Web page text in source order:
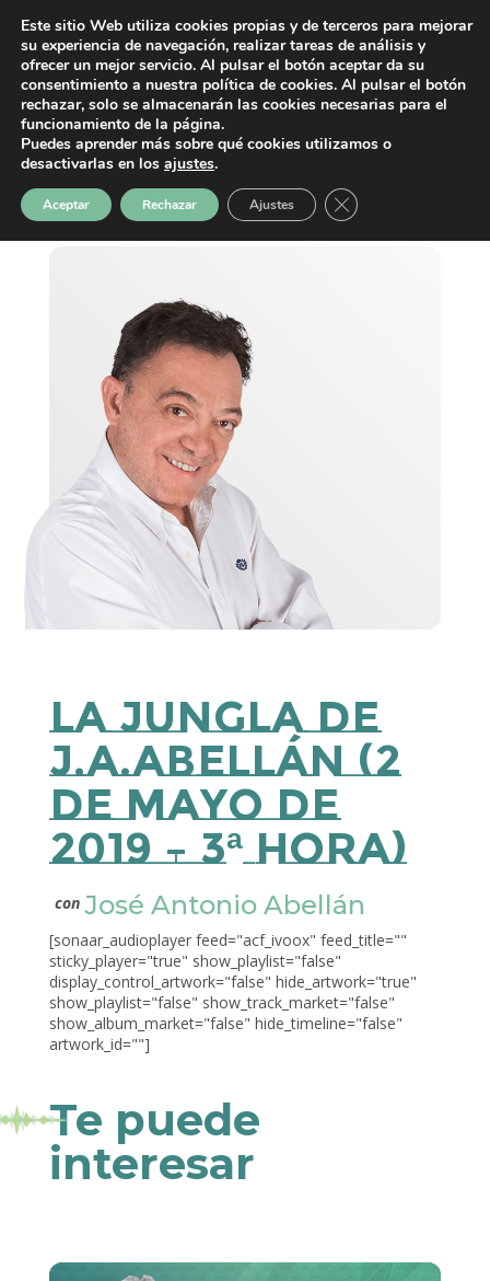
La Jungla de
J.A.Abellán (2
de Mayo de
2019 – 3ª Hora)
con José Antonio Abellán
[sonaar_audioplayer feed="acf_ivoox" feed_title=""
sticky_player="true" show_playlist="false"
display_control_artwork="false" hide_artwork="true"
show_playlist="false" show_track_market="false"
show_album_market="false" hide_timeline="false"
artwork_id=""]
Te puede
interesar
Este sitio Web utiliza cookies propias y de terceros para mejorar
su experiencia de navegación, realizar tareas de análisis y
ofrecer un mejor servicio. Al pulsar el botón aceptar da su
consentimiento a nuestra política de cookies. Al pulsar el botón
rechazar, solo se almacenarán las cookies necesarias para el
funcionamiento de la página.
Puedes aprender más sobre qué cookies utilizamos o
desactivarlas en los ajustes.
Aceptar Rechazar Ajustes Cerrar el banner de